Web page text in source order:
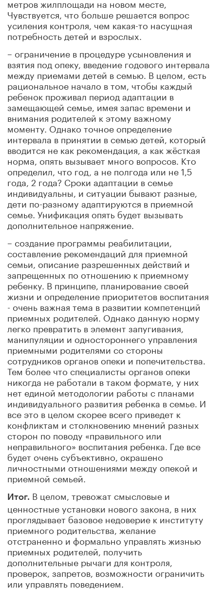
метров жилплощади на новом месте,
Чувствуется, что больше решается вопрос
усиления контроля, чем какая-то насущная
потребность детей и взрослых.
– ограничение в процедуре усыновления и
взятия под опеку, введение годового интервала
между приемами детей в семью. В целом, есть
рациональное начало в том, чтобы каждый
ребенок проживал период адаптации в
замещающей семье, имея запас времени и
внимания родителей к этому важному
моменту. Однако точное определение
интервала в принятии в семью детей, который
вводится не как рекомендация, а как жёсткая
норма, опять вызывает много вопросов. Кто
определил, что год, а не полгода или не 1,5
года, 2 года? Сроки адаптации в семье
индивидуальны, и ситуации бывают разные,
дети по-разному адаптируются в приемной
семье. Унификация опять будет вызывать
дополнительное напряжение.
– создание программы реабилитации,
составление рекомендаций для приемной
семьи, описание разрешенных действий и
запрещенных по отношению к приемному
ребенку. В принципе, планирование своей
жизни и определение приоритетов воспитания
- очень важная тема в развитии компетенций
приемных родителей. Однако данную норму
легко превратить в элемент запугивания,
манипуляции и одностороннего управления
приемными родителями со стороны
сотрудников органов опеки и попечительства.
Тем более что специалисты органов опеки
никогда не работали в таком формате, у них
нет единой методологии работы с планами
индивидуального развития ребенка в семье. И
все это в целом скорее всего приведет к
конфликтам и столкновению мнений разных
сторон по поводу «правильного или
неправильного» воспитания ребенка. Где все
будет очень субъективно, окрашено
личностными отношениями между опекой и
приемной семьей.
Итог. В целом, тревожат смысловые и
ценностные установки нового закона, в них
проглядывает базовое недоверие к институту
приемного родительства, желание
отстраненно и формально управлять жизнью
приемных родителей, получить
дополнительные рычаги для контроля,
проверок, запретов, возможности ограничить
или управлять поведением.